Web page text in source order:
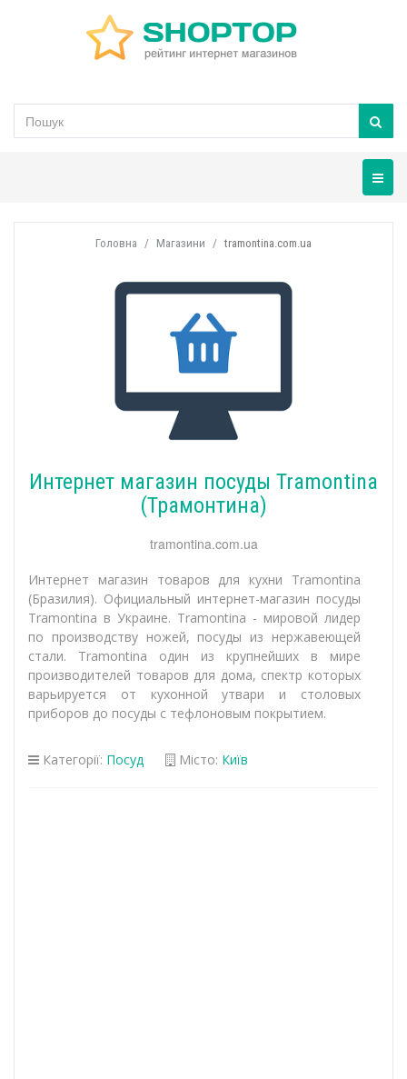
Головна Магазини tramontina.com.ua
Интернет магазин посуды Tramontina
(Трамонтина)
tramontina.com.ua
Интернет магазин товаров для кухни Tramontina
(Бразилия). Официальный интернет-магазин посуды
Tramontina в Украине. Tramontina - мировой лидер
по производству ножей, посуды из нержавеющей
стали. Tramontina один из крупнейших в мире
производителей товаров для дома, спектр которых
варьируется от кухонной утвари и столовых
приборов до посуды с тефлоновым покрытием.
Категорії: Посуд Місто: Київ